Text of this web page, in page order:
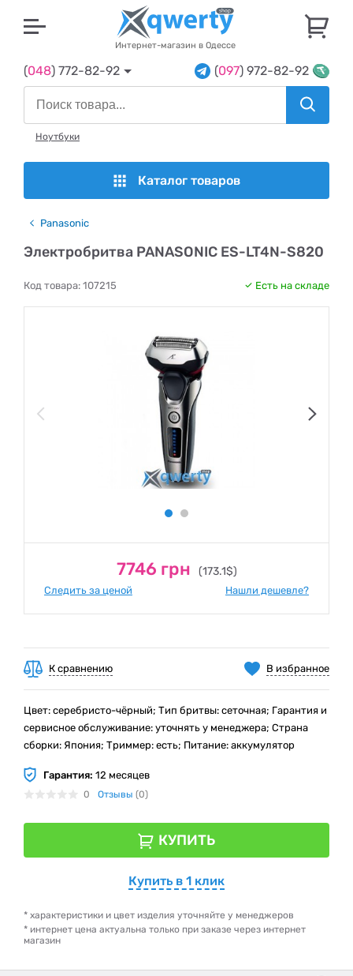
Интернет-магазин в Одессе
(048) 772-82-92 (097) 972-82-92
Ноутбуки
Каталог товаров
Panasonic
Электробритва PANASONIC ES-LT4N-S820
Код товара: 107215 Есть на складе
7746 грн (173.1$)
Следить за ценой Нашли дешевле?
В избранное
К сравнению
Цвет: серебристо-чёрный; Тип бритвы: сеточная; Гарантия и
сервисное обслуживание: уточнять у менеджера; Страна
сборки: Япония; Триммер: есть; Питание: аккумулятор
Гарантия: 12 месяцев
0 Отзывы (0)
КУПИТЬ
Купить в 1 клик
* характеристики и цвет изделия уточняйте у менеджеров
* интернет цена актуальна только при заказе через интернет
магазин